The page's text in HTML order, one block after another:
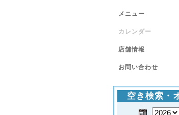
メニュー
カレンダー
店舗情報
お問い合わせ